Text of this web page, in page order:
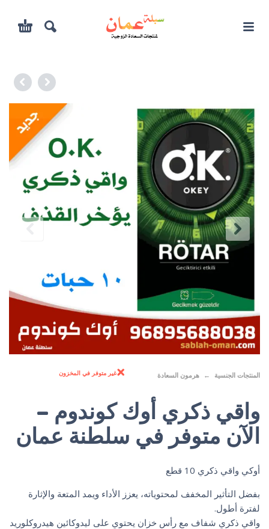
المنتجات الجنسية هرمون السعادة غير متوفر في المخزون
واقي ذكري أوك كوندوم –
الآن متوفر في سلطنة عمان
أوكي واقي ذكري 10 قطع
بفضل التأثير المخفف لمحتوياته، يعزز الأداء ويمد المتعة والإثارة
لفترة أطول.
واقي ذكري شفاف مع رأس خزان يحتوي على ليدوكائين هيدروكلوريد